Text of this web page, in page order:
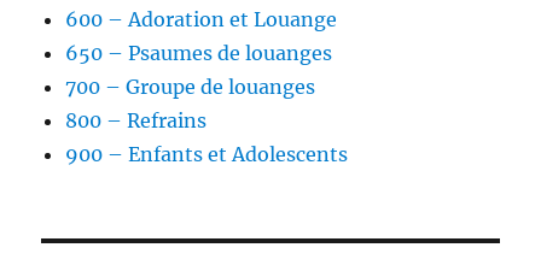
600 – Adoration et Louange
650 – Psaumes de louanges
700 – Groupe de louanges
800 – Refrains
900 – Enfants et Adolescents